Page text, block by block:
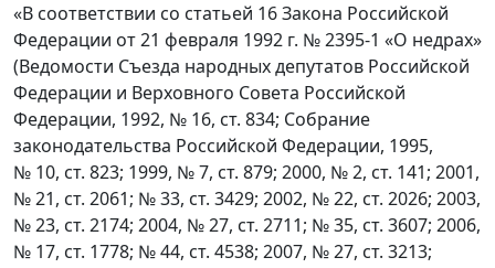
«В соответствии со статьей 16 Закона Российской
Федерации от 21 февраля 1992 г. № 2395-1 «О недрах»
(Ведомости Съезда народных депутатов Российской
Федерации и Верховного Совета Российской
Федерации, 1992, № 16, ст. 834; Собрание
законодательства Российской Федерации, 1995,
№ 10, ст. 823; 1999, № 7, ст. 879; 2000, № 2, ст. 141; 2001,
№ 21, ст. 2061; № 33, ст. 3429; 2002, № 22, ст. 2026; 2003,
№ 23, ст. 2174; 2004, № 27, ст. 2711; № 35, ст. 3607; 2006,
№ 17, ст. 1778; № 44, ст. 4538; 2007, № 27, ст. 3213;